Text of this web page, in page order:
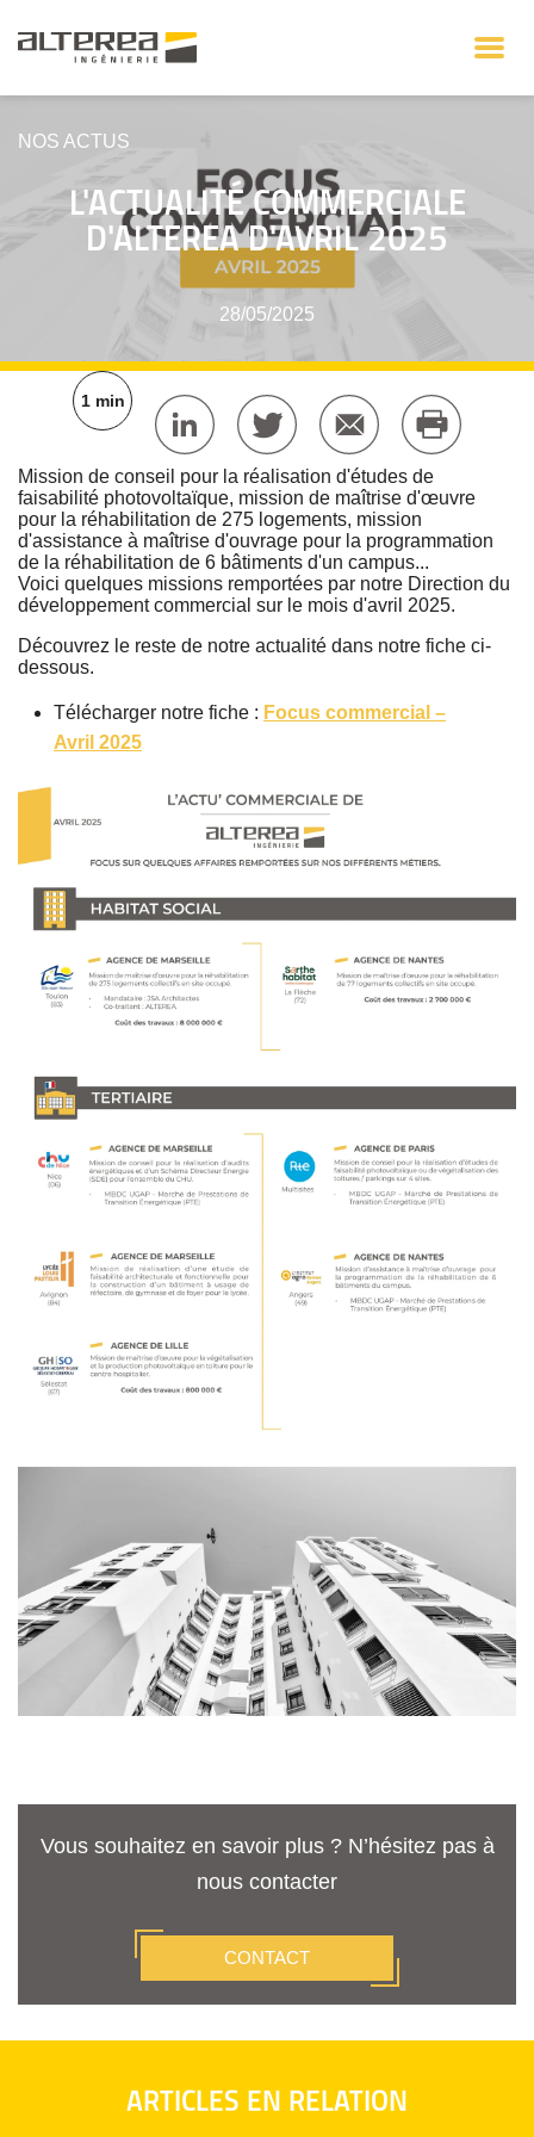
NOS ACTUS
L'ACTUALITÉ COMMERCIALE
D'ALTEREA D'AVRIL 2025
28/05/2025
1 min
Mission de conseil pour la réalisation d'études de
faisabilité photovoltaïque, mission de maîtrise d'œuvre
pour la réhabilitation de 275 logements, mission
d'assistance à maîtrise d'ouvrage pour la programmation
de la réhabilitation de 6 bâtiments d'un campus...
Voici quelques missions remportées par notre Direction du
développement commercial sur le mois d'avril 2025.
Découvrez le reste de notre actualité dans notre fiche ci-
dessous.
Télécharger notre fiche : Focus commercial –
Avril 2025
Vous souhaitez en savoir plus ? N’hésitez pas à
nous contacter
CONTACT
ARTICLES EN RELATION